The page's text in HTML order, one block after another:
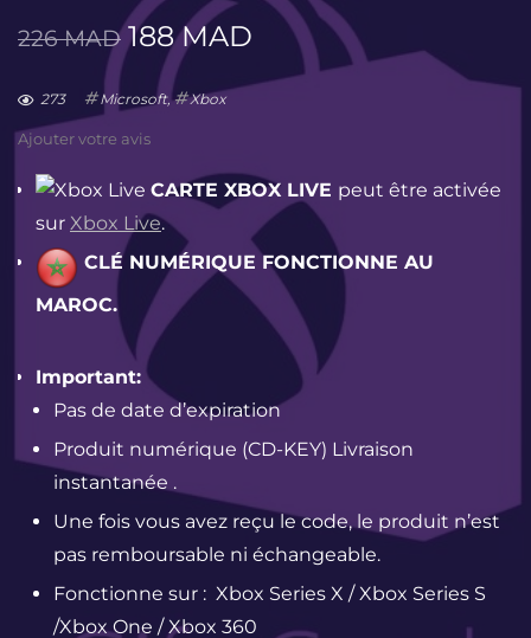
226MAD Le
prix
initial
était :
226 MAD.
188MAD
prix
188 MAD.
273 Microsoft, Xbox
Ajouter votre avis
CARTE XBOX LIVE peut être activée
sur Xbox Live.
CLÉ NUMÉRIQUE FONCTIONNE AU
MAROC.
Important:
Pas de date d’expiration
Produit numérique (CD-KEY) Livraison
instantanée .
Une fois vous avez reçu le code, le produit n’est
pas remboursable ni échangeable.
Fonctionne sur : Xbox Series X / Xbox Series S
/Xbox One / Xbox 360